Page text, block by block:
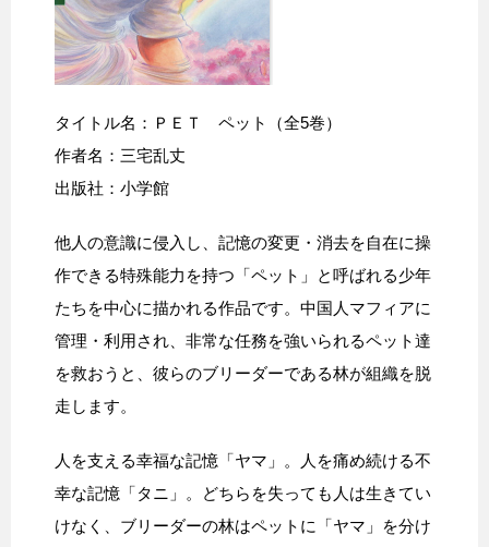
タイトル名：ＰＥＴ ペット（全5巻）
作者名：三宅乱丈
出版社：小学館
他人の意識に侵入し、記憶の変更・消去を自在に操
作できる特殊能力を持つ「ペット」と呼ばれる少年
たちを中心に描かれる作品です。中国人マフィアに
管理・利用され、非常な任務を強いられるペット達
を救おうと、彼らのブリーダーである林が組織を脱
走します。
人を支える幸福な記憶「ヤマ」。人を痛め続ける不
幸な記憶「タニ」。どちらを失っても人は生きてい
けなく、ブリーダーの林はペットに「ヤマ」を分け